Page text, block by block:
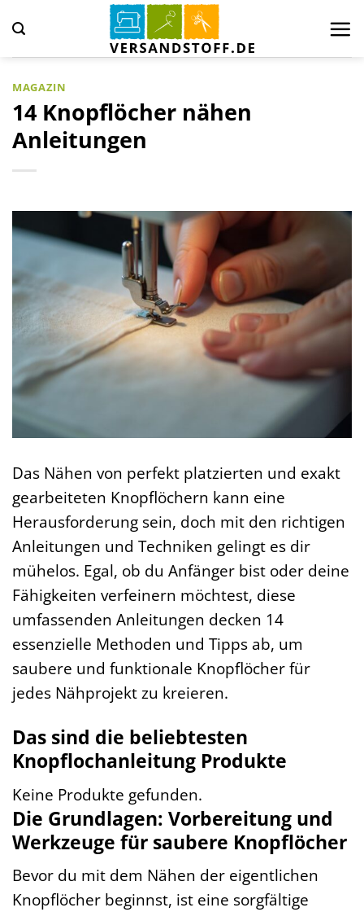
Inhalt
springen
MAGAZIN
14 Knopflöcher nähen
Anleitungen
Das Nähen von perfekt platzierten und exakt
gearbeiteten Knopflöchern kann eine
Herausforderung sein, doch mit den richtigen
Anleitungen und Techniken gelingt es dir
mühelos. Egal, ob du Anfänger bist oder deine
Fähigkeiten verfeinern möchtest, diese
umfassenden Anleitungen decken 14
essenzielle Methoden und Tipps ab, um
saubere und funktionale Knopflöcher für
jedes Nähprojekt zu kreieren.
Das sind die beliebtesten
Knopflochanleitung Produkte
Keine Produkte gefunden.
Die Grundlagen: Vorbereitung und
Werkzeuge für saubere Knopflöcher
Bevor du mit dem Nähen der eigentlichen
Knopflöcher beginnst, ist eine sorgfältige